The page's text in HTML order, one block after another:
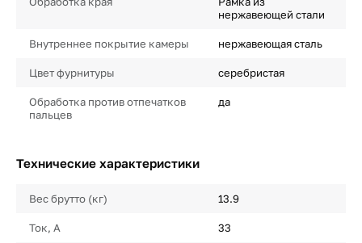
нержавеющей стали
Внутреннее покрытие камеры нержавеющая сталь
Цвет фурнитуры серебристая
Обработка против отпечатков
пальцев
да
Технические характеристики
Вес брутто (кг) 13.9
Ток, А 33